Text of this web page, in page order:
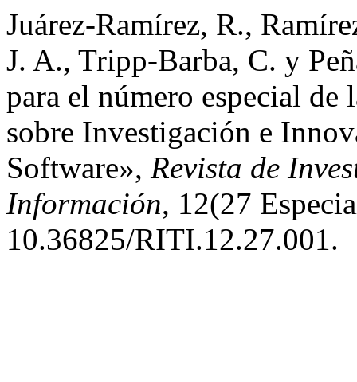
Juárez-Ramírez, R.,
J. A., Tripp-Barba, C. y
para el número especial
sobre Investigación e
Software», Revista de
Información, 12(27
10.36825/RITI.12.27.001.